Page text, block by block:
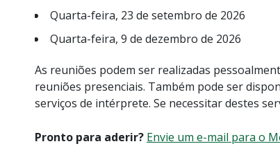
Quarta-feira, 23 de setembro de 2026
Quarta-feira, 9 de dezembro de 2026
As reuniões podem ser realizadas
reuniões presenciais. Também pode ser
serviços de intérprete. Se necessitar destes
Pronto para aderir? Envie um e-mail para o